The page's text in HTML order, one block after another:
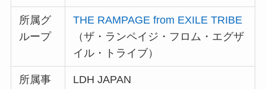
所属グ
ループ
THE RAMPAGE from EXILE TRIBE
（ザ・ランペイジ・フロム・エグザ
イル・トライブ）
所属事
LDH JAPAN